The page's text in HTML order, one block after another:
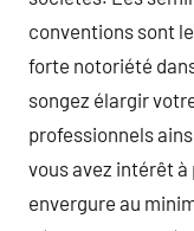
conventions sont
forte notoriété
songez élargir
professionnels
vous avez intérêt
envergure au